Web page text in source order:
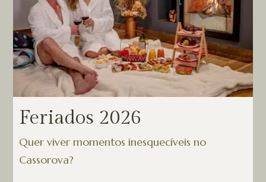
Feriados 2026
Quer viver momentos inesquecíveis no
Cassorova?